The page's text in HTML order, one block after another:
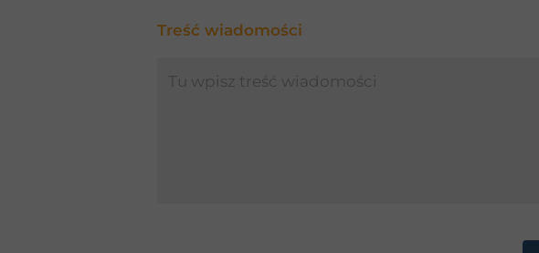
Treść wiadomości